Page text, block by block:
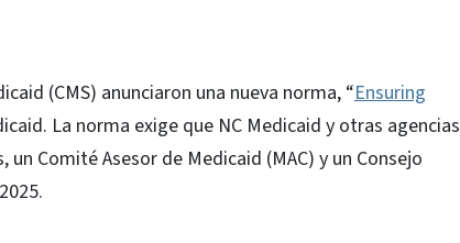
(CMS) anunciaron una nueva norma, “Ensuring
La norma exige que NC Medicaid y otras agencias
Comité Asesor de Medicaid (MAC) y un Consejo